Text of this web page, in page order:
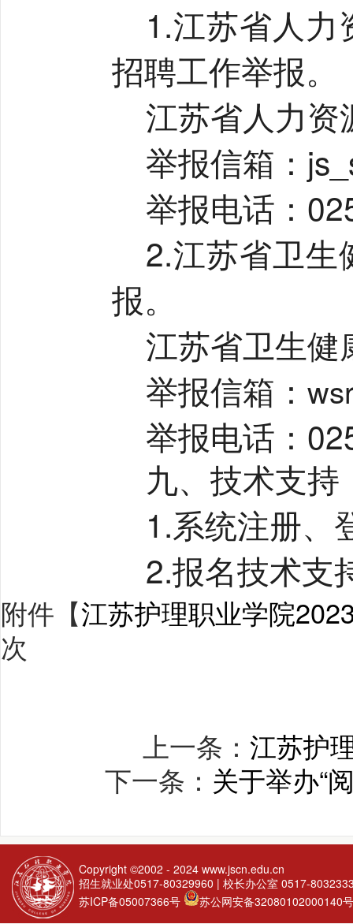
1.江苏省人力
招聘工作举报。
江苏省人力资
举报信箱：
举报电话：
2.江苏省卫生
报。
江苏省卫生健
举报信箱：
举报电话：
九、技术支持
1.系统注册、
2.报名技术支
附件【江苏护理职业学院
次
上一条： 江苏护
下一条： 关于举办“
Copyright ©2002 - 2024 www.jscn.edu.cn
招生就业处0517-80329960 | 校长办公室 0517-
苏ICP备05007366号
苏公网安备32080102000140号